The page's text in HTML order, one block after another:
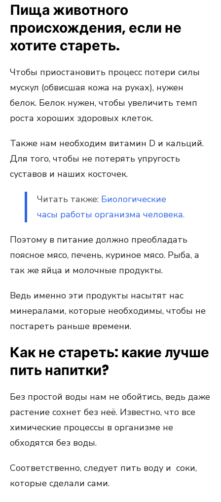
Пища животного
происхождения, если не
хотите стареть.
Чтобы приостановить процесс потери силы
мускул (обвисшая кожа на руках), нужен
белок. Белок нужен, чтобы увеличить темп
роста хороших здоровых клеток.
Также нам необходим витамин D и кальций.
Для того, чтобы не потерять упругость
суставов и наших косточек.
Читать также: Биологические
часы работы организма человека.
Поэтому в питание должно преобладать
поясное мясо, печень, куриное мясо. Рыба, а
так же яйца и молочные продукты.
Ведь именно эти продукты насытят нас
минералами, которые необходимы, чтобы не
постареть раньше времени.
Как не стареть: какие лучше
пить напитки?
Без простой воды нам не обойтись, ведь даже
растение сохнет без неё. Известно, что все
химические процессы в организме не
обходятся без воды.
Соответственно, следует пить воду и соки,
которые сделали сами.